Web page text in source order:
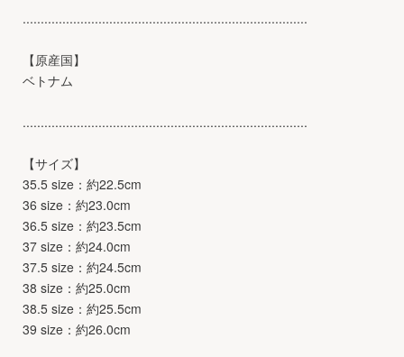
...............................................................................
【原産国】
ベトナム
...............................................................................
【サイズ】
35.5 size：約22.5cm
36 size：約23.0cm
36.5 size：約23.5cm
37 size：約24.0cm
37.5 size：約24.5cm
38 size：約25.0cm
38.5 size：約25.5cm
39 size：約26.0cm